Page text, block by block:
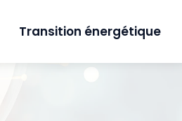
Transition énergétique